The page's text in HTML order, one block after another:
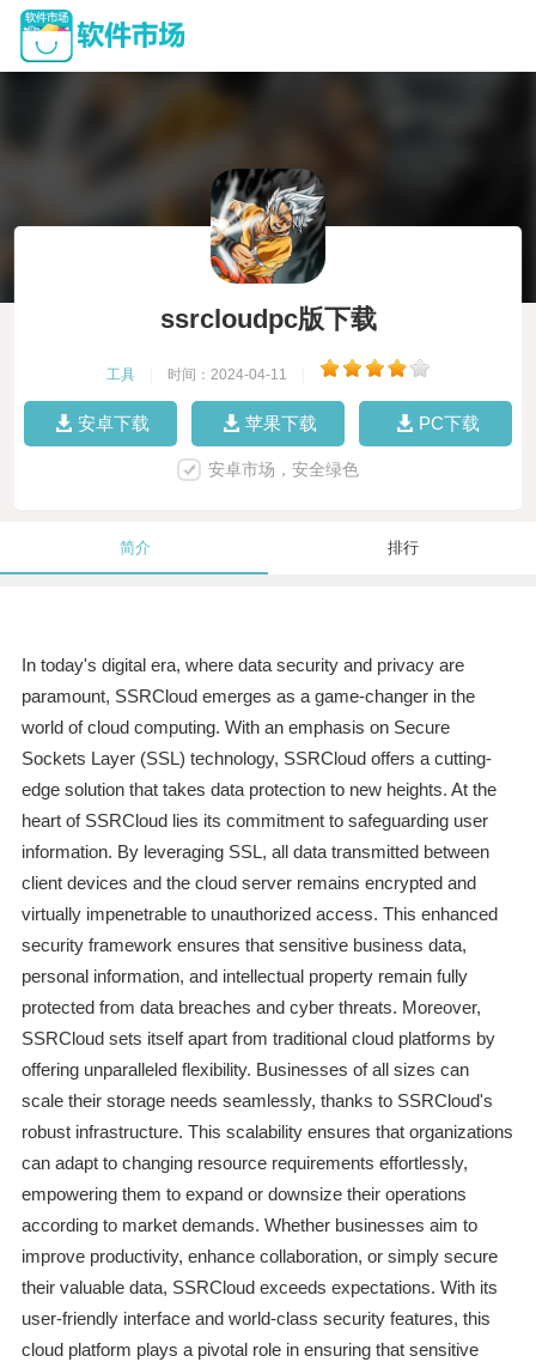
ssrcloudpc版下载
工具 时间：2024-04-11
安卓下载 苹果下载 PC下载
安卓市场，安全绿色
简介 排行
In today's digital era, where data security and privacy are
paramount, SSRCloud emerges as a game-changer in the
world of cloud computing. With an emphasis on Secure
Sockets Layer (SSL) technology, SSRCloud offers a cutting-
edge solution that takes data protection to new heights. At the
heart of SSRCloud lies its commitment to safeguarding user
information. By leveraging SSL, all data transmitted between
client devices and the cloud server remains encrypted and
virtually impenetrable to unauthorized access. This enhanced
security framework ensures that sensitive business data,
personal information, and intellectual property remain fully
protected from data breaches and cyber threats. Moreover,
SSRCloud sets itself apart from traditional cloud platforms by
offering unparalleled flexibility. Businesses of all sizes can
scale their storage needs seamlessly, thanks to SSRCloud's
robust infrastructure. This scalability ensures that organizations
can adapt to changing resource requirements effortlessly,
empowering them to expand or downsize their operations
according to market demands. Whether businesses aim to
improve productivity, enhance collaboration, or simply secure
their valuable data, SSRCloud exceeds expectations. With its
user-friendly interface and world-class security features, this
cloud platform plays a pivotal role in ensuring that sensitive